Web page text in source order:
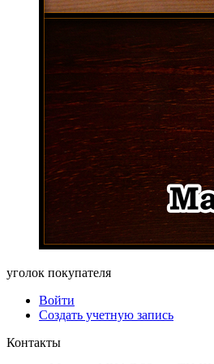
уголок покупателя
Войти
Создать учетную запись
Контакты